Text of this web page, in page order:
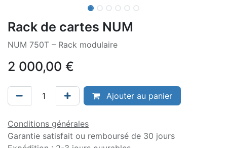
Rack de cartes NUM
NUM 750T – Rack modulaire
2 000,00 €
Ajouter au panier
Conditions générales
Garantie satisfait ou remboursé de 30 jours